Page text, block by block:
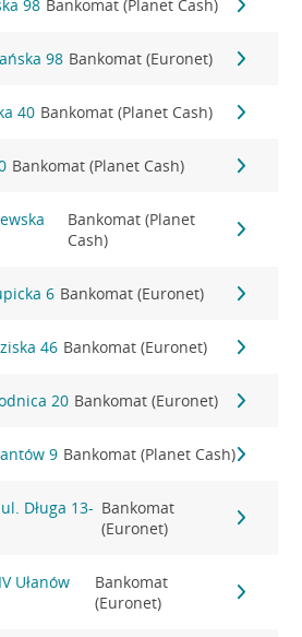
98 Bankomat (Planet Cash)
98 Bankomat (Euronet)
40 Bankomat (Planet Cash)
Bankomat (Planet Cash)
Bankomat (Planet
Cash)
6 Bankomat (Euronet)
46 Bankomat (Euronet)
20 Bankomat (Euronet)
9 Bankomat (Planet Cash)
Długa 13- Bankomat
(Euronet)
Ułanów
Bankomat
(Euronet)